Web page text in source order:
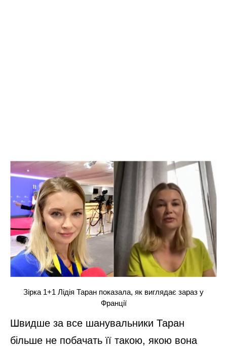
Зірка 1+1 Лідія Таран показала, як виглядає зараз у
Франції
Швидше за все шанувальники Таран
більше не побачать її такою, якою вона